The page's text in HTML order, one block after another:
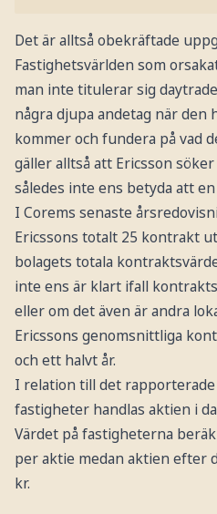
Det är alltså obekräftade
Fastighetsvärlden som
man inte titulerar sig
några djupa andetag när den
kommer och fundera på vad
gäller alltså att Ericsson
således inte ens betyda att
I Corems senaste
Ericssons totalt 25 kontrakt
bolagets totala
inte ens är klart ifall
eller om det även är andra
Ericssons genomsnittliga
och ett halvt år.
I relation till det rapporterade
fastigheter handlas aktien i
Värdet på fastigheterna
per aktie medan aktien efter
kr.